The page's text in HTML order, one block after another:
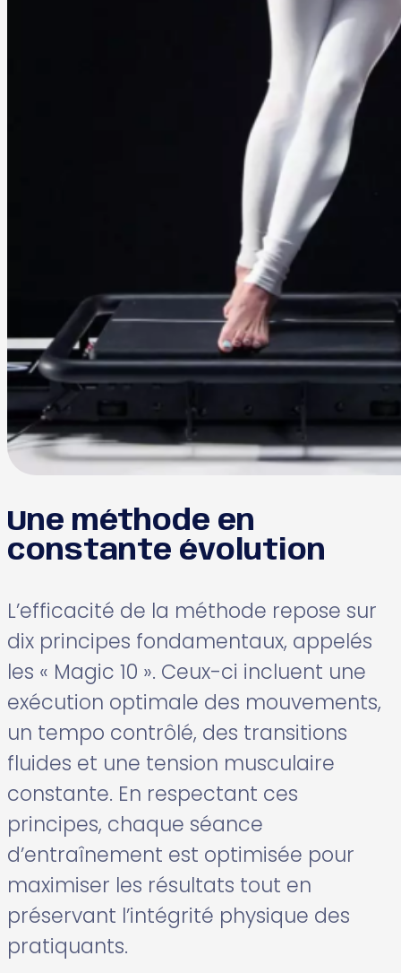
Une méthode en
constante évolution
L’efficacité de la méthode repose sur
dix principes fondamentaux, appelés
les « Magic 10 ». Ceux-ci incluent une
exécution optimale des mouvements,
un tempo contrôlé, des transitions
fluides et une tension musculaire
constante. En respectant ces
principes, chaque séance
d’entraînement est optimisée pour
maximiser les résultats tout en
préservant l’intégrité physique des
pratiquants.